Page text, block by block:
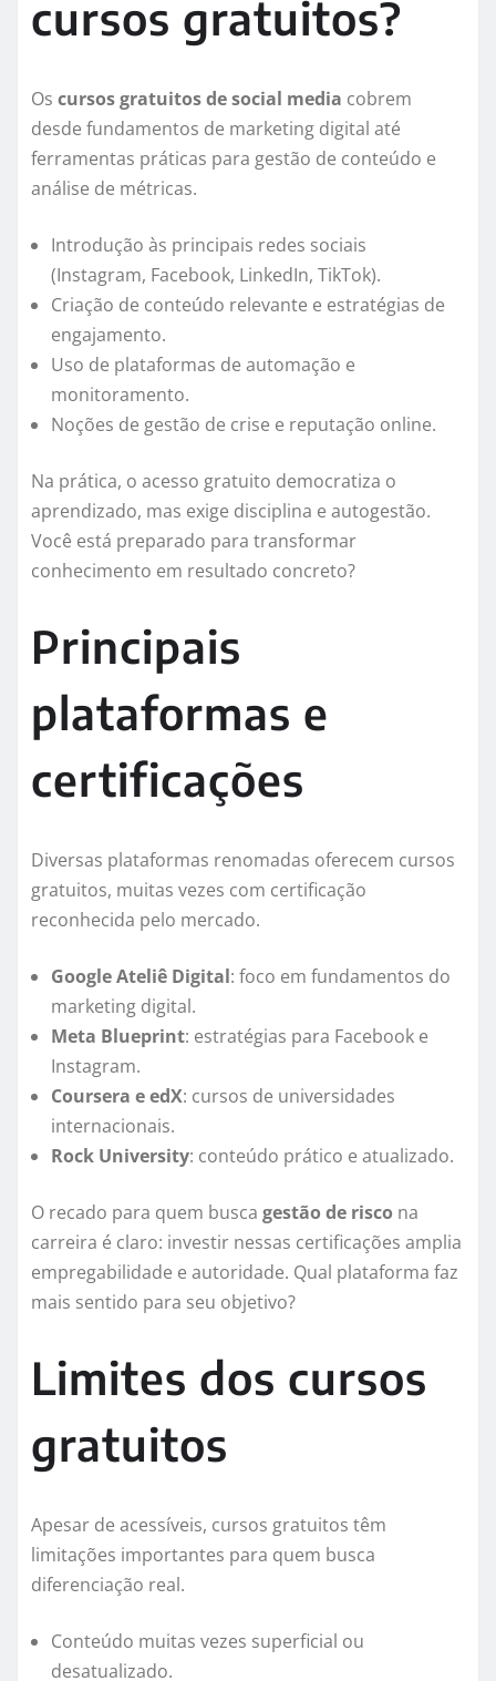
cursos gratuitos?
Os cursos gratuitos de social media cobrem
desde fundamentos de marketing digital até
ferramentas práticas para gestão de conteúdo e
análise de métricas.
Introdução às principais redes sociais
(Instagram, Facebook, LinkedIn, TikTok).
Criação de conteúdo relevante e estratégias de
engajamento.
Uso de plataformas de automação e
monitoramento.
Noções de gestão de crise e reputação online.
Na prática, o acesso gratuito democratiza o
aprendizado, mas exige disciplina e autogestão.
Você está preparado para transformar
conhecimento em resultado concreto?
Principais
plataformas e
certificações
Diversas plataformas renomadas oferecem cursos
gratuitos, muitas vezes com certificação
reconhecida pelo mercado.
Google Ateliê Digital: foco em fundamentos do
marketing digital.
Meta Blueprint: estratégias para Facebook e
Instagram.
Coursera e edX: cursos de universidades
internacionais.
Rock University: conteúdo prático e atualizado.
O recado para quem busca gestão de risco na
carreira é claro: investir nessas certificações amplia
empregabilidade e autoridade. Qual plataforma faz
mais sentido para seu objetivo?
Limites dos cursos
gratuitos
Apesar de acessíveis, cursos gratuitos têm
limitações importantes para quem busca
diferenciação real.
Conteúdo muitas vezes superficial ou
desatualizado.